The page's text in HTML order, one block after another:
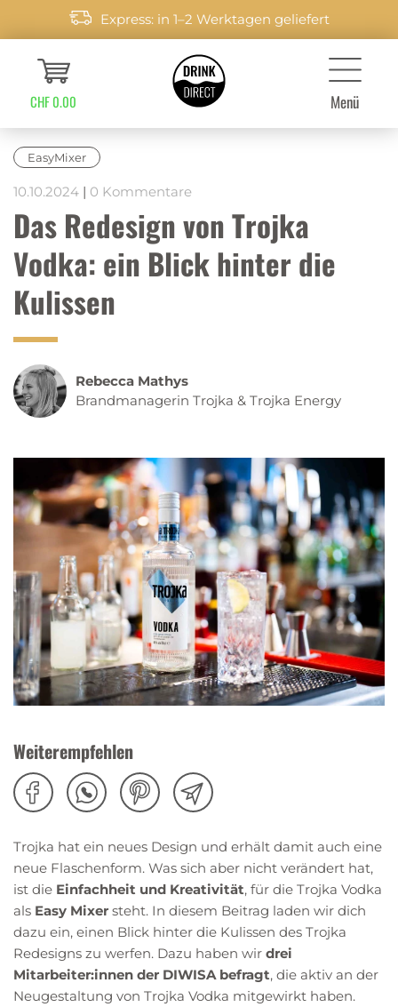
Express: in 1–2 Werktagen geliefert
CHF 0.00 Menü
EasyMixer
10.10.2024 | 0 Kommentare
Das Redesign von Trojka
Vodka: ein Blick hinter die
Kulissen
Rebecca Mathys
Brandmanagerin Trojka & Trojka Energy
Weiterempfehlen
Trojka hat ein neues Design und erhält damit auch eine
neue Flaschenform. Was sich aber nicht verändert hat,
ist die Einfachheit und Kreativität, für die Trojka Vodka
als Easy Mixer steht. In diesem Beitrag laden wir dich
dazu ein, einen Blick hinter die Kulissen des Trojka
Redesigns zu werfen. Dazu haben wir drei
Mitarbeiter:innen der DIWISA befragt, die aktiv an der
Neugestaltung von Trojka Vodka mitgewirkt haben.